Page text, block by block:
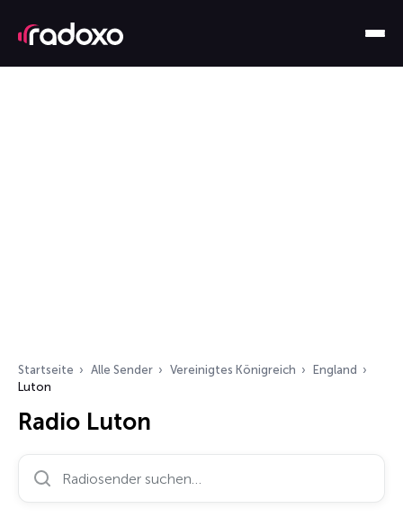
Startseite Alle Sender Vereinigtes Königreich
England
Luton
Radio Luton